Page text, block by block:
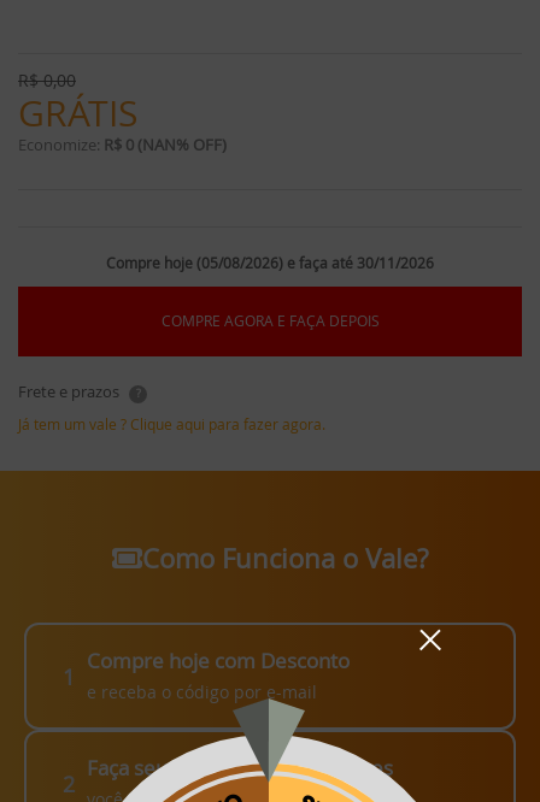
R$0,00
GRÁTIS
Economize: R$ 0 (NAN% OFF)
Compre hoje (05/08/2026) e faça até 30/11/2026
COMPRE AGORA E FAÇA DEPOIS
Frete e prazos ?
Já tem um vale ? Clique aqui para fazer agora.
Como Funciona o Vale?
1
Compre hoje com Desconto
e receba o código por e-mail
2
Faça seu pedido em até 3 meses